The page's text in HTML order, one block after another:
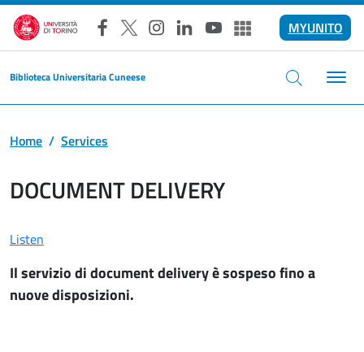
Skip to main content
Facebook
X Instagram
LinkedInYouTubeAltri social
MYUNITO
Biblioteca Universitaria Cuneese
Home Services
DOCUMENT DELIVERY
Listen
Il servizio di document delivery è sospeso fino a
nuove disposizioni.